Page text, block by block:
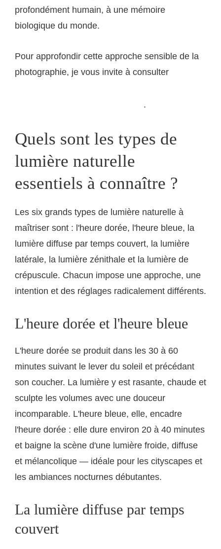
profondément humain, à une mémoire
biologique du monde.
Pour approfondir cette approche sensible de la
photographie, je vous invite à consulter
.
Quels sont les types de
lumière naturelle
essentiels à connaître ?
Les six grands types de lumière naturelle à
maîtriser sont : l'heure dorée, l'heure bleue, la
lumière diffuse par temps couvert, la lumière
latérale, la lumière zénithale et la lumière de
crépuscule. Chacun impose une approche, une
intention et des réglages radicalement différents.
L'heure dorée et l'heure bleue
L'heure dorée se produit dans les 30 à 60
minutes suivant le lever du soleil et précédant
son coucher. La lumière y est rasante, chaude et
sculpte les volumes avec une douceur
incomparable. L'heure bleue, elle, encadre
l'heure dorée : elle dure environ 20 à 40 minutes
et baigne la scène d'une lumière froide, diffuse
et mélancolique — idéale pour les cityscapes et
les ambiances nocturnes débutantes.
La lumière diffuse par temps
couvert